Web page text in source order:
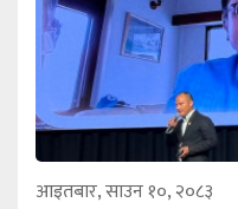
आइतबार, साउन १०, २०८३